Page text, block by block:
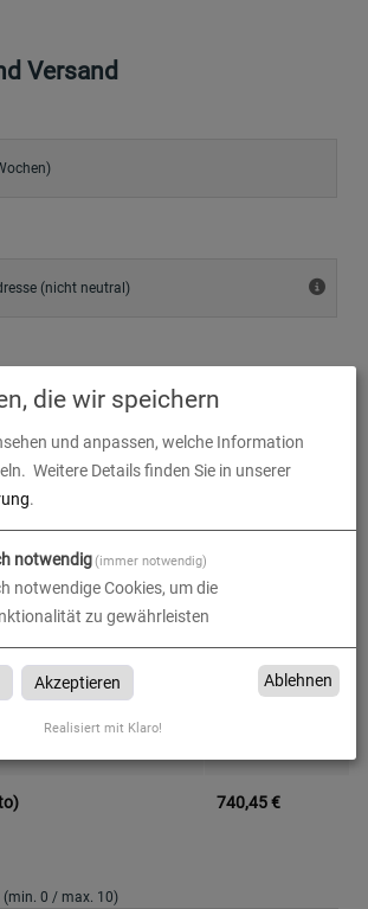
Versand
622,22€
0,00€
0,00
622,22€
740,45€
(min. 0 / max. 10)
die wir speichern
und anpassen, welche Information
Weitere Details finden Sie in unserer
.
notwendig(immer notwendig)
notwendige Cookies, um die
zu gewährleisten
Akzeptieren Ablehnen
Realisiert mit Klaro!